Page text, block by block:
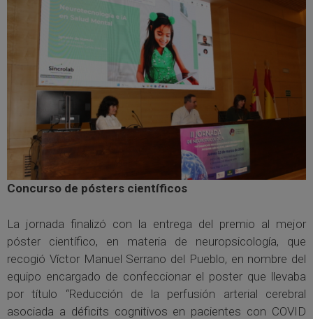
Concurso de pósters científicos
La jornada finalizó con la entrega del premio al mejor
póster científico, en materia de neuropsicología, que
recogió Víctor Manuel Serrano del Pueblo, en nombre del
equipo encargado de confeccionar el poster que llevaba
por título “Reducción de la perfusión arterial cerebral
asociada a déficits cognitivos en pacientes con COVID